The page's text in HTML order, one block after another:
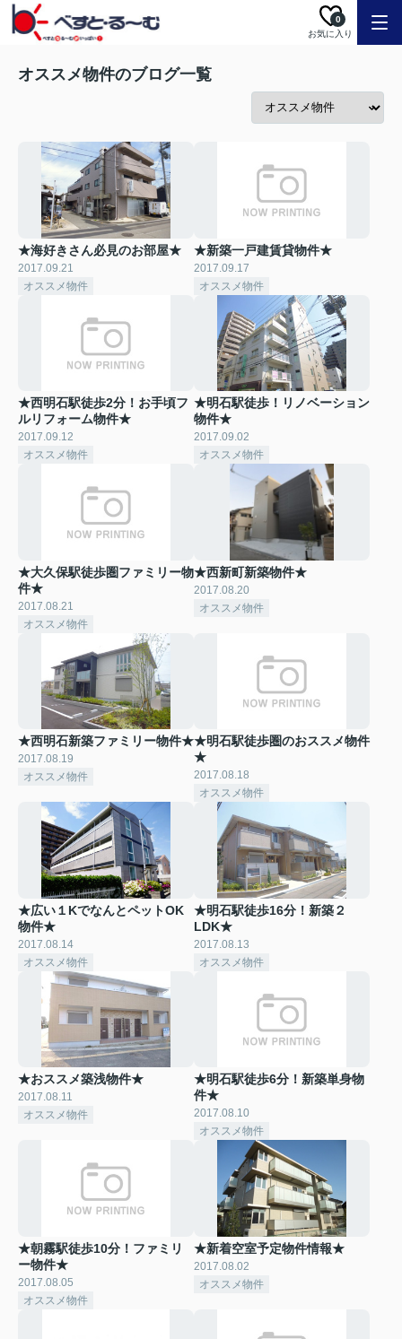
お気に入り
0
オススメ物件のブログ一覧
★海好きさん必見のお部屋★
2017.09.21
オススメ物件
★新築一戸建賃貸物件★
2017.09.17
オススメ物件
★西明石駅徒歩2分！お手頃フ
ルリフォーム物件★
2017.09.12
オススメ物件
★明石駅徒歩！リノベーション
物件★
2017.09.02
オススメ物件
★大久保駅徒歩圏ファミリー物
件★
2017.08.21
オススメ物件
★西新町新築物件★
2017.08.20
オススメ物件
★西明石新築ファミリー物件★
2017.08.19
オススメ物件
★明石駅徒歩圏のおススメ物件
★
2017.08.18
オススメ物件
★広い１KでなんとペットOK
物件★
2017.08.14
オススメ物件
★明石駅徒歩16分！新築２
LDK★
2017.08.13
オススメ物件
★おススメ築浅物件★
2017.08.11
オススメ物件
★明石駅徒歩6分！新築単身物
件★
2017.08.10
オススメ物件
★朝霧駅徒歩10分！ファミリ
ー物件★
2017.08.05
オススメ物件
★新着空室予定物件情報★
2017.08.02
オススメ物件